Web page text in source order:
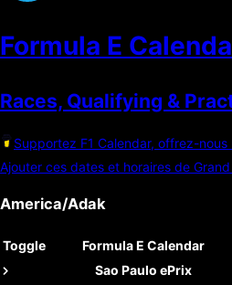
Formula E
Races, Qualifying &
Supportez F1 Calendar, offrez-nous
Ajouter ces dates et horaires de
America/Adak
Toggle Formula E Calendar
Sao Paulo ePrix